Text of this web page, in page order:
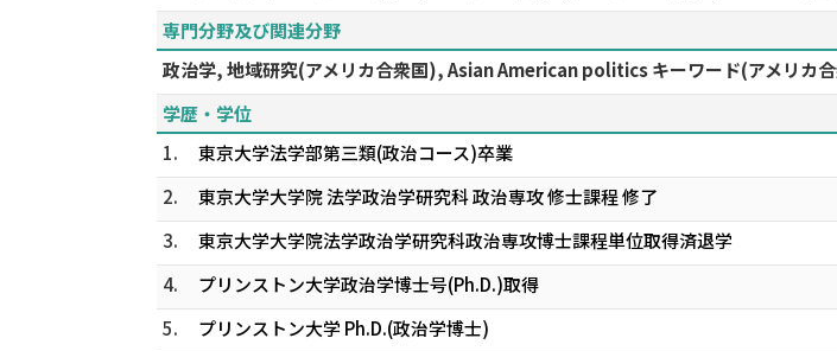
専門分野及び関連分野
政治学, 地域研究(アメリカ合衆国), Asian American politics キーワード(アメリカ
学歴・学位
1.
東京大学法学部第三類(政治コース)卒業
2.
東京大学大学院 法学政治学研究科 政治専攻 修士課程 修了
3.
東京大学大学院法学政治学研究科政治専攻博士課程単位取得済退学
4.
プリンストン大学政治学博士号(Ph.D.)取得
5.
プリンストン大学 Ph.D.(政治学博士)